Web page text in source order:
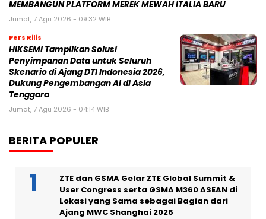
MEMBANGUN PLATFORM MEREK MEWAH ITALIA BARU
Jumat, 7 Agu 2026 - 09:32 WIB
Pers Rilis
HIKSEMI Tampilkan Solusi
Penyimpanan Data untuk Seluruh
Skenario di Ajang DTI Indonesia 2026,
Dukung Pengembangan AI di Asia
Tenggara
Jumat, 7 Agu 2026 - 04:14 WIB
BERITA POPULER
ZTE dan GSMA Gelar ZTE Global Summit &
User Congress serta GSMA M360 ASEAN di
Lokasi yang Sama sebagai Bagian dari
Ajang MWC Shanghai 2026